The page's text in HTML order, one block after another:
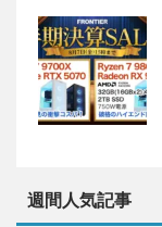
週間人気記事